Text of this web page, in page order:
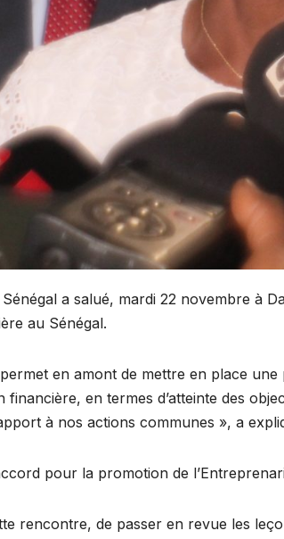
a salué, mardi 22 novembre à
au Sénégal.
en amont de mettre en place
financière, en termes d’atteinte des
à nos actions communes », a
pour la promotion de
rencontre, de passer en revue les